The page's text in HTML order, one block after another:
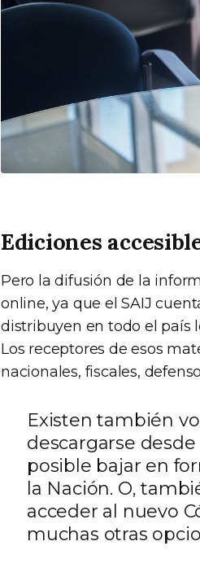
Ediciones
Pero la difusión de la
online, ya que el SAIJ
distribuyen en todo el país
Los receptores de esos
nacionales, fiscales,
Existen también
descargarse
posible bajar en
la Nación. O,
acceder al nuevo
muchas otras